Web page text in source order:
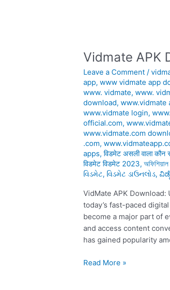
Vidmate APK
Leave a Comment /
app,www vidmate app
www. vidmate,www.
download,www.vidmate
www.vidmate login,
official.com,
www.vidmate.com
.com,
apps,विडमेट असली वाला कौन
विडमेट विडमेट 2023,অফিশিয়াল
વિડમેટ, વિડમેટ ડાઉનલોડ,
VidMate APK
today’s fast-paced
become a major part of
and access content
has gained popularity
Vidmate
Download
Read More »